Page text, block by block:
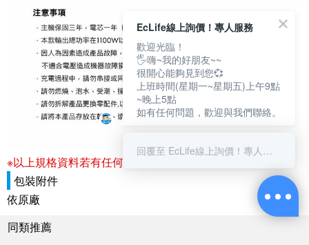
※以上規格資料若有任何錯誤，以原廠所公佈資料為準。
包裝附件
依原廠
同類推薦
EcLife線上詢價！專人服務
歡迎光臨！
🖐嗨~我的好朋友~~
很開心能夠見到您💞
上班時間(星期一~星期五)上午9點
~晚上5點
如有任何問題，歡迎與我們聯絡。
回覆至 EcLife線上詢價！專人服務